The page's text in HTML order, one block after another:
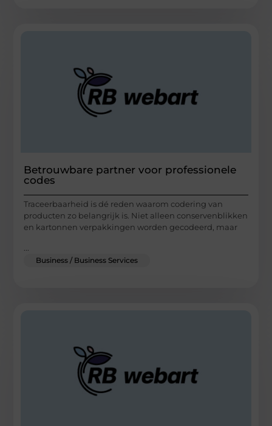
Betrouwbare partner voor professionele
codes
Traceerbaarheid is dé reden waarom codering van
producten zo belangrijk is. Niet alleen conservenblikken
en kartonnen verpakkingen worden gecodeerd, maar
Business / Business Services